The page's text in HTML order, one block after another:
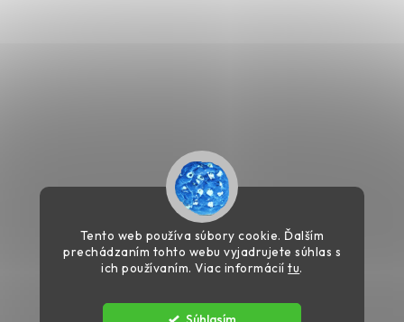
Tento web používa súbory cookie. Ďalším
prechádzaním tohto webu vyjadrujete súhlas s
ich používaním. Viac informáciítu.